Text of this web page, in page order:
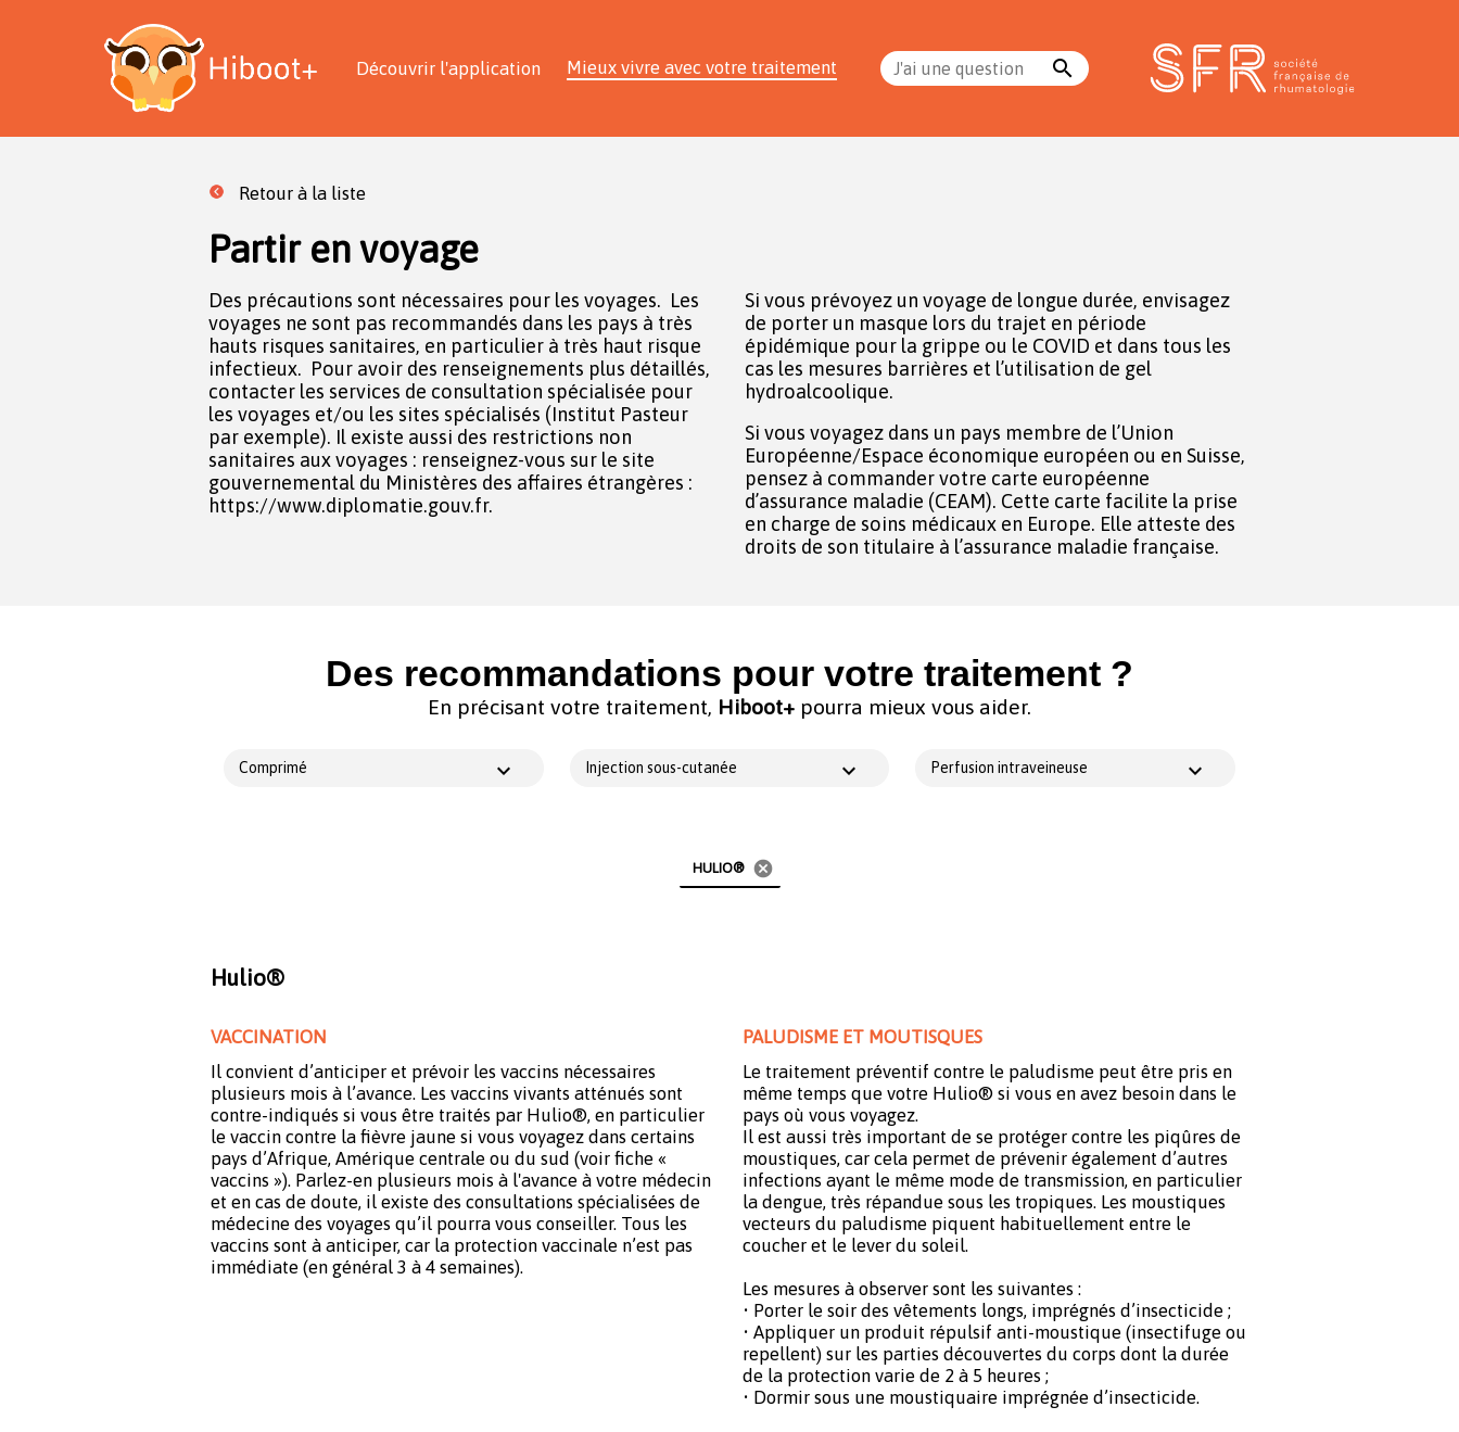
Découvrir l'application Mieux vivre avec votre traitement J'ai une question search
Retour à la liste
Partir en voyage
Des précautions sont nécessaires pour les voyages. Les
voyages ne sont pas recommandés dans les pays à très
hauts risques sanitaires, en particulier à très haut risque
infectieux. Pour avoir des renseignements plus détaillés,
contacter les services de consultation spécialisée pour
les voyages et/ou les sites spécialisés (Institut Pasteur
par exemple). Il existe aussi des restrictions non
sanitaires aux voyages : renseignez-vous sur le site
gouvernemental du Ministères des affaires étrangères :
https://www.diplomatie.gouv.fr.
Si vous prévoyez un voyage de longue durée, envisagez
de porter un masque lors du trajet en période
épidémique pour la grippe ou le COVID et dans tous les
cas les mesures barrières et l’utilisation de gel
hydroalcoolique.
Si vous voyagez dans un pays membre de l’Union
Européenne/Espace économique européen ou en Suisse,
pensez à commander votre carte européenne
d’assurance maladie (CEAM). Cette carte facilite la prise
en charge de soins médicaux en Europe. Elle atteste des
droits de son titulaire à l’assurance maladie française.
Des recommandations pour votre traitement ?
En précisant votre traitement, Hiboot+ pourra mieux vous aider.
Comprimé Injection sous-cutanée Perfusion intraveineuse
HULIO® cancel
Hulio®
VACCINATION
Il convient d’anticiper et prévoir les vaccins nécessaires
plusieurs mois à l’avance. Les vaccins vivants atténués sont
contre-indiqués si vous être traités par Hulio®, en particulier
le vaccin contre la fièvre jaune si vous voyagez dans certains
pays d’Afrique, Amérique centrale ou du sud (voir fiche «
vaccins »). Parlez-en plusieurs mois à l'avance à votre médecin
et en cas de doute, il existe des consultations spécialisées de
médecine des voyages qu’il pourra vous conseiller. Tous les
vaccins sont à anticiper, car la protection vaccinale n’est pas
immédiate (en général 3 à 4 semaines).
PALUDISME ET MOUTISQUES
Le traitement préventif contre le paludisme peut être pris en
même temps que votre Hulio® si vous en avez besoin dans le
pays où vous voyagez.
Il est aussi très important de se protéger contre les piqûres de
moustiques, car cela permet de prévenir également d’autres
infections ayant le même mode de transmission, en particulier
la dengue, très répandue sous les tropiques. Les moustiques
vecteurs du paludisme piquent habituellement entre le
coucher et le lever du soleil.
Les mesures à observer sont les suivantes :
• Porter le soir des vêtements longs, imprégnés d’insecticide ;
• Appliquer un produit répulsif anti-moustique (insectifuge ou
repellent) sur les parties découvertes du corps dont la durée
de la protection varie de 2 à 5 heures ;
• Dormir sous une moustiquaire imprégnée d’insecticide.